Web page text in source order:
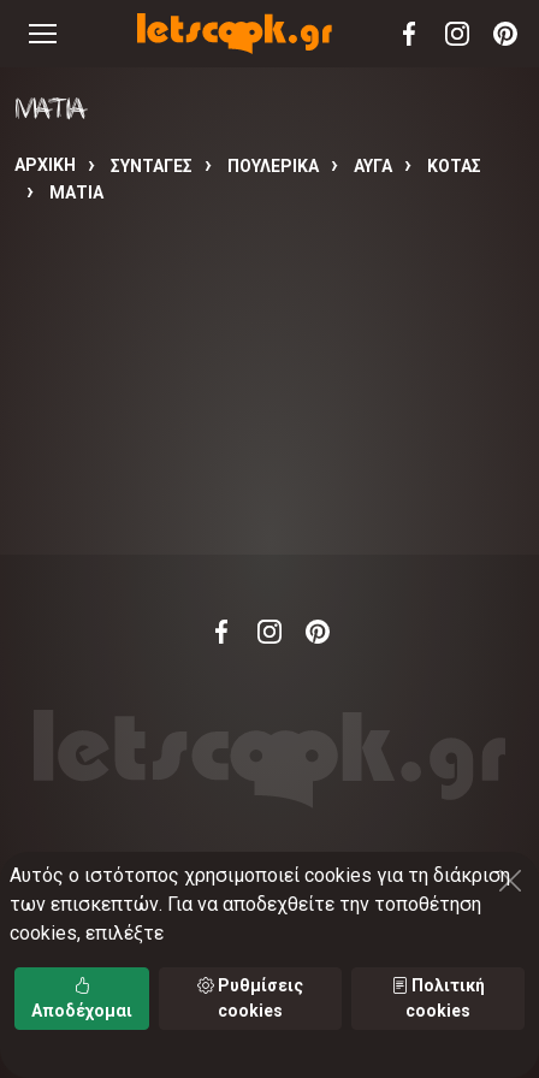
ΜΑΤΙΑ
ΑΡΧΙΚΉ ΣΥΝΤΑΓΈΣ ΠΟΥΛΕΡΙΚΑ ΑΥΓΑ
ΚΟΤΑΣ
ΜΑΤΙΑ
©2012-2026 LETSCOOK.GRΑριθμός ΓΕΜΗ:
021375326001
Όροι χρήσης•Πολιτική απορρήτου
cookies• Ρυθμίσεις cookies
Αυτός ο ιστότοπος χρησιμοποιεί cookies για τη διάκριση
των επισκεπτών. Για να αποδεχθείτε την τοποθέτηση
cookies, επιλέξτε
Αποδέχομαι
Ρυθμίσεις
cookies
Πολιτική
cookies